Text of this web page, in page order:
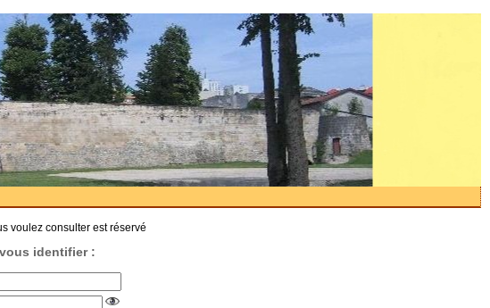
voulez consulter est réservé
identifier :